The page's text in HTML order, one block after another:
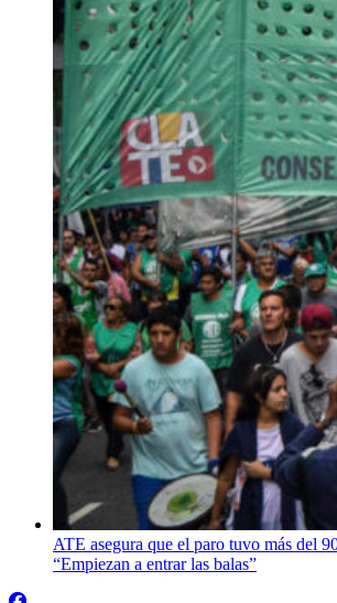
ATE asegura que el paro tuvo más del
“Empiezan a entrar las balas”